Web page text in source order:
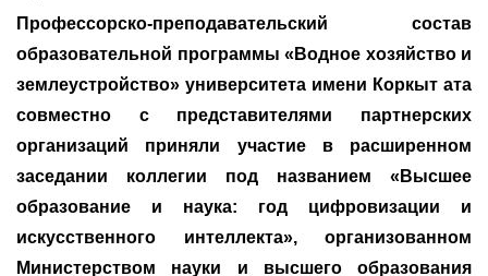
Профессорско-преподавательский состав
образовательной программы « Водное хозяйство и
землеустройство» университета имени Коркыт ата
совместно с представителями партнерских
организаций приняли участие в расширенном
заседании коллегии под названием « Высшее
образование и наука: год цифровизации и
искусственного интеллекта», организованном
Министерством науки и высшего образования